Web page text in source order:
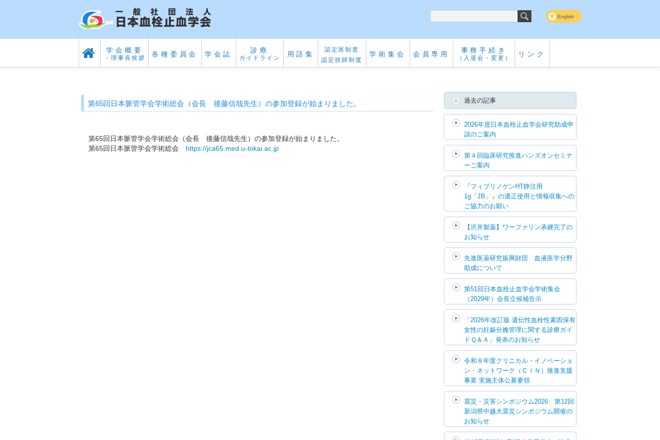
English
学会概要
・理事長挨拶 各種委員会 学会誌 診療
ガイドライン 用語集
認定医制度
認定技師制度
学術集会 会員専用 事務手続き
（入退会・変更） リンク
第65回日本脈管学会学術総会（会長 後藤信哉先生）の参加登録が始まりました。
第65回日本脈管学会学術総会（会長 後藤信哉先生）の参加登録が始まりました。
第65回日本脈管学会学術総会 https://jca65.med.u-tokai.ac.jp
過去の記事
2026年度日本血栓止血学会研究助成申
請のご案内
第４回臨床研究推進ハンズオンセミナ
ーご案内
『フィブリノゲンHT静注用
1g「JB」』の適正使用と情報収集への
ご協力のお願い
【沢井製薬】ワーファリン承継完了の
お知らせ
先進医薬研究振興財団 血液医学分野
助成について
第51回日本血栓止血学会学術集会
（2029年）会長立候補告示
「2026年改訂版 遺伝性血栓性素因保有
女性の妊娠分娩管理に関する診療ガイ
ドＱ＆Ａ」発表のお知らせ
令和８年度クリニカル・イノベーショ
ン・ネットワーク（ＣＩＮ）推進支援
事業 実施主体公募要領
震災・災害シンポジウム2026 第12回
新潟県中越大震災シンポジウム開催の
お知らせ